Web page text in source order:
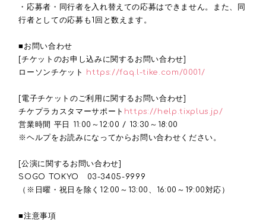
・応募者・同行者を入れ替えての応募はできません。また、同
行者としての応募も 1 回と数えます。
■お問い合わせ
[チケットのお申し込みに関するお問い合わせ]
ローソンチケット
https://faq.l-tike.com/0001/
[電子チケットのご利用に関するお問い合わせ]
チケプラカスタマーサポート https://help.tixplus.jp/
営業時間 平日
11:00 ～ 12:00 / 13:30 ～ 18:00
※ヘルプをお読みになってからお問い合わせください。
[公演に関するお問い合わせ]
SOGO TOKYO
03-3405-9999
（※日曜・祝日を除く 12:00 ～ 13:00 、 16:00 ～ 19:00対応）
■注意事項